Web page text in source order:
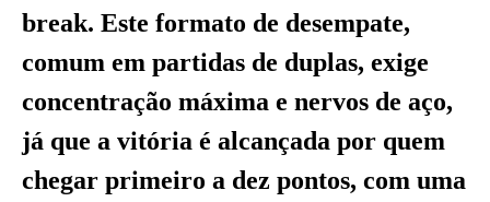
break. Este formato de desempate,
comum em partidas de duplas, exige
concentração máxima e nervos de aço,
já que a vitória é alcançada por quem
chegar primeiro a dez pontos, com uma